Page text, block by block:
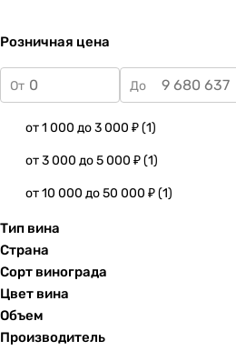
Розничная цена
От До
от 1 000 до 3 000 ₽(1)
от 3 000 до 5 000 ₽(1)
от 10 000 до 50 000 ₽(1)
Тип вина
Страна
Сорт винограда
Цвет вина
Объем
Производитель